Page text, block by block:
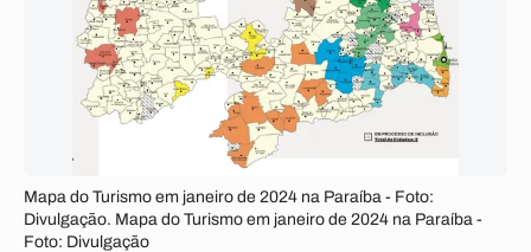
Mapa do Turismo em janeiro de 2024 na Paraíba - Foto:
Divulgação. Mapa do Turismo em janeiro de 2024 na Paraíba -
Foto: Divulgação